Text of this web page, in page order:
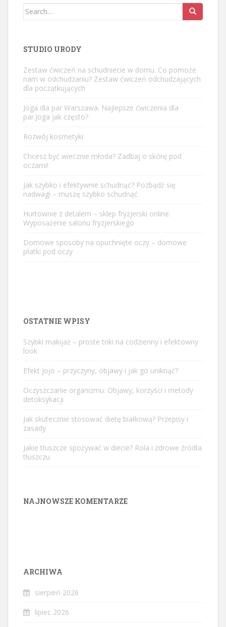
Search
STUDIO URODY
Zestaw ćwiczeń na schudniecie w domu. Co pomoże
nam w odchudzaniu? Zestaw ćwiczeń odchudzających
dla początkujących
Joga dla par Warszawa. Najlepsze ćwiczenia dla
par.Joga jak często?
Rozwój kosmetyki
Chcesz być wiecznie młoda? Zadbaj o skórę pod
oczami!
Jak szybko i efektywnie schudnąć? Pozbądź się
nadwagi – muszę szybko schudnąć
Hurtownie z detalem – sklep fryzjerski online.
Wyposażenie salonu fryzjerskiego
Domowe sposoby na opuchnięte oczy – domowe
płatki pod oczy
OSTATNIE WPISY
Szybki makijaż – proste triki na codzienny i efektowny
look
Efekt jojo – przyczyny, objawy i jak go uniknąć?
Oczyszczanie organizmu: Objawy, korzyści i metody
detoksykacji
Jak skutecznie stosować dietę białkową? Przepisy i
zasady
Jakie tłuszcze spożywać w diecie? Rola i zdrowe źródła
tłuszczu
NAJNOWSZE KOMENTARZE
ARCHIWA
sierpień 2026
lipiec 2026